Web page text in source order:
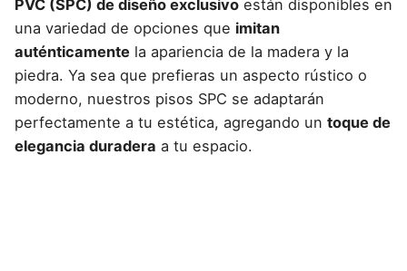
PVC (SPC) de diseño exclusivo están disponibles en
una variedad de opciones que imitan
auténticamente la apariencia de la madera y la
piedra. Ya sea que prefieras un aspecto rústico o
moderno, nuestros pisos SPC se adaptarán
perfectamente a tu estética, agregando un toque de
elegancia duradera a tu espacio.